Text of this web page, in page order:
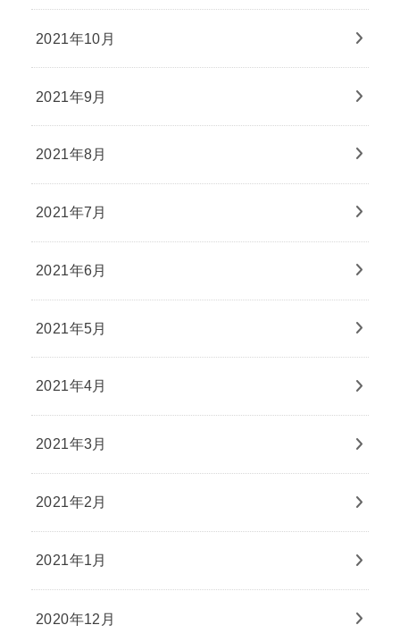
2021年10月
2021年9月
2021年8月
2021年7月
2021年6月
2021年5月
2021年4月
2021年3月
2021年2月
2021年1月
2020年12月